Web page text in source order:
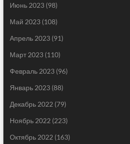
Июнь 2023(98)
Май 2023(108)
Апрель 2023(91)
Март 2023(110)
Февраль 2023(96)
Январь 2023(88)
Декабрь 2022 (79)
Ноябрь 2022 (223)
Октябрь 2022 (163)